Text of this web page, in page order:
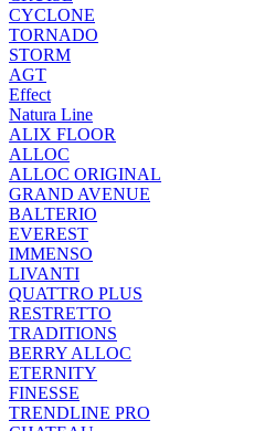
CYCLONE
TORNADO
STORM
AGT
Effect
Natura Line
ALIX FLOOR
ALLOC
ALLOC ORIGINAL
GRAND AVENUE
BALTERIO
EVEREST
IMMENSO
LIVANTI
QUATTRO PLUS
RESTRETTO
TRADITIONS
BERRY ALLOC
ETERNITY
FINESSE
TRENDLINE PRO